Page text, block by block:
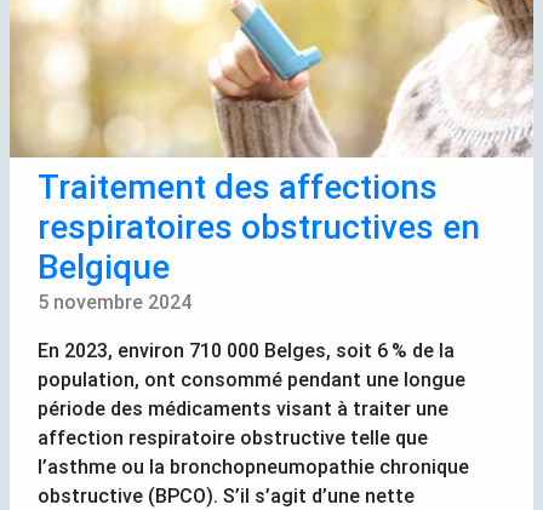
Traitement des affections
respiratoires obstructives en
Belgique
5 novembre 2024
En 2023, environ 710 000 Belges, soit 6 % de la
population, ont consommé pendant une longue
période des médicaments visant à traiter une
affection respiratoire obstructive telle que
l’asthme ou la bronchopneumopathie chronique
obstructive (BPCO). S’il s’agit d’une nette